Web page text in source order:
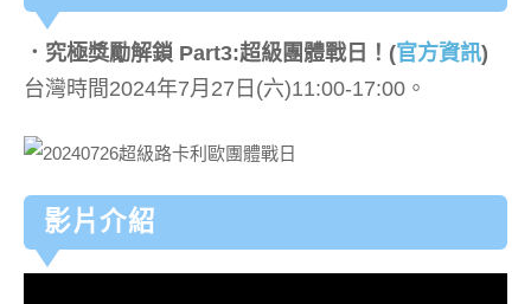
．究極獎勵解鎖 Part3:超級團體戰日！ (官方資訊)
台灣時間2024年7月27日(六)11:00-17:00。
影片介紹